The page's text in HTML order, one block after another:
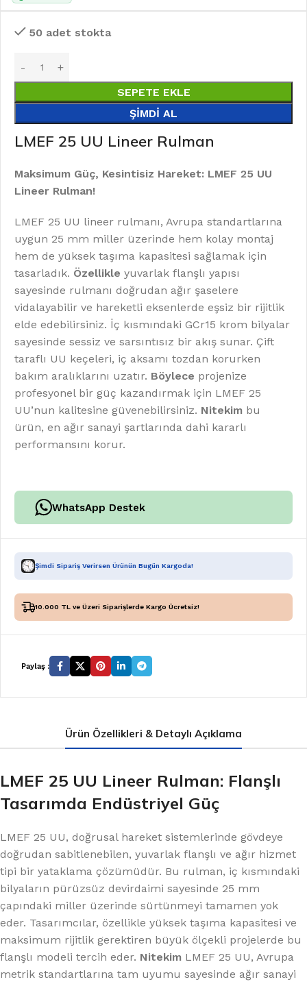
50 adet stokta
SEPETE EKLE
ŞIMDI AL
LMEF 25 UU Lineer Rulman
Maksimum Güç, Kesintisiz Hareket: LMEF 25 UU
Lineer Rulman!
LMEF 25 UU lineer rulmanı, Avrupa standartlarına
uygun 25 mm miller üzerinde hem kolay montaj
hem de yüksek taşıma kapasitesi sağlamak için
tasarladık. Özellikle yuvarlak flanşlı yapısı
sayesinde rulmanı doğrudan ağır şaselere
vidalayabilir ve hareketli eksenlerde eşsiz bir rijitlik
elde edebilirsiniz. İç kısmındaki GCr15 krom bilyalar
sayesinde sessiz ve sarsıntısız bir akış sunar. Çift
taraflı UU keçeleri, iç aksamı tozdan korurken
bakım aralıklarını uzatır. Böylece projenize
profesyonel bir güç kazandırmak için LMEF 25
UU’nun kalitesine güvenebilirsiniz. Nitekim bu
ürün, en ağır sanayi şartlarında dahi kararlı
performansını korur.
WhatsApp Destek
Şimdi Sipariş Verirsen Ürünün Bugün Kargoda!
10.000 TL ve Üzeri Siparişlerde Kargo Ücretsiz!
Paylaş :
Ürün Özellikleri & Detaylı Açıklama
LMEF 25 UU Lineer Rulman: Flanşlı
Tasarımda Endüstriyel Güç
LMEF 25 UU, doğrusal hareket sistemlerinde gövdeye
doğrudan sabitlenebilen, yuvarlak flanşlı ve ağır hizmet
tipi bir yataklama çözümüdür. Bu rulman, iç kısmındaki
bilyaların pürüzsüz devirdaimi sayesinde 25 mm
çapındaki miller üzerinde sürtünmeyi tamamen yok
eder. Tasarımcılar, özellikle yüksek taşıma kapasitesi ve
maksimum rijitlik gerektiren büyük ölçekli projelerde bu
flanşlı modeli tercih eder. Nitekim LMEF 25 UU, Avrupa
metrik standartlarına tam uyumu sayesinde ağır sanayi